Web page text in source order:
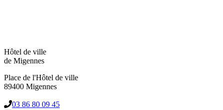
Hôtel de ville
de Migennes
Place de l'Hôtel de ville
89400 Migennes
03 86 80 09 45